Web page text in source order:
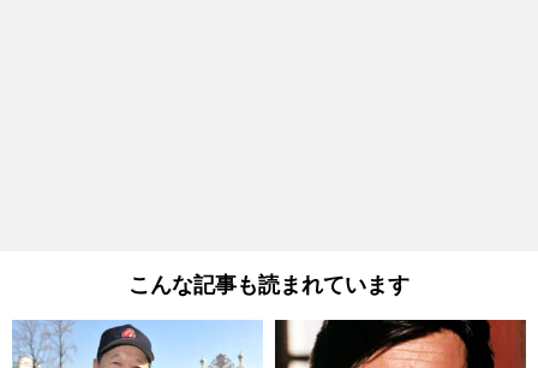
こんな記事も読まれています